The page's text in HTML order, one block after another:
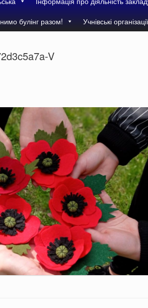
булінг разом! Учнівські
V